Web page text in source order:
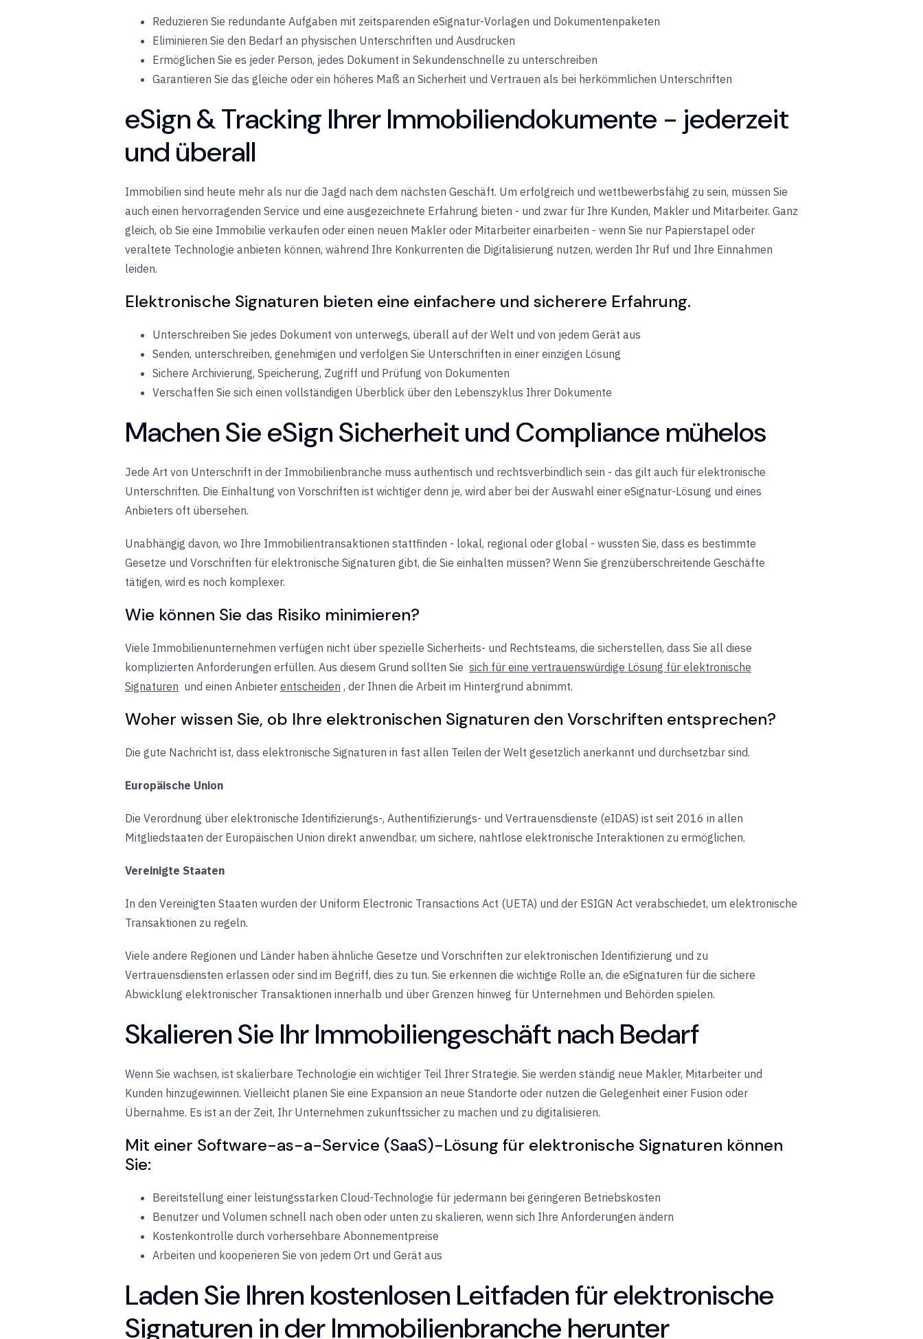
Reduzieren Sie redundante Aufgaben mit zeitsparenden eSignatur-Vorlagen und Dokumentenpaketen
Eliminieren Sie den Bedarf an physischen Unterschriften und Ausdrucken
Ermöglichen Sie es jeder Person, jedes Dokument in Sekundenschnelle zu unterschreiben
Garantieren Sie das gleiche oder ein höheres Maß an Sicherheit und Vertrauen als bei herkömmlichen Unterschriften
eSign & Tracking Ihrer Immobiliendokumente - jederzeit
und überall
Immobilien sind heute mehr als nur die Jagd nach dem nächsten Geschäft. Um erfolgreich und wettbewerbsfähig zu sein, müssen Sie
auch einen hervorragenden Service und eine ausgezeichnete Erfahrung bieten - und zwar für Ihre Kunden, Makler und Mitarbeiter. Ganz
gleich, ob Sie eine Immobilie verkaufen oder einen neuen Makler oder Mitarbeiter einarbeiten - wenn Sie nur Papierstapel oder
veraltete Technologie anbieten können, während Ihre Konkurrenten die Digitalisierung nutzen, werden Ihr Ruf und Ihre Einnahmen
leiden.
Elektronische Signaturen bieten eine einfachere und sicherere Erfahrung.
Unterschreiben Sie jedes Dokument von unterwegs, überall auf der Welt und von jedem Gerät aus
Senden, unterschreiben, genehmigen und verfolgen Sie Unterschriften in einer einzigen Lösung
Sichere Archivierung, Speicherung, Zugriff und Prüfung von Dokumenten
Verschaffen Sie sich einen vollständigen Überblick über den Lebenszyklus Ihrer Dokumente
Machen Sie eSign Sicherheit und Compliance mühelos
Jede Art von Unterschrift in der Immobilienbranche muss authentisch und rechtsverbindlich sein - das gilt auch für elektronische
Unterschriften. Die Einhaltung von Vorschriften ist wichtiger denn je, wird aber bei der Auswahl einer eSignatur-Lösung und eines
Anbieters oft übersehen.
Unabhängig davon, wo Ihre Immobilientransaktionen stattfinden - lokal, regional oder global - wussten Sie, dass es bestimmte
Gesetze und Vorschriften für elektronische Signaturen gibt, die Sie einhalten müssen? Wenn Sie grenzüberschreitende Geschäfte
tätigen, wird es noch komplexer.
Wie können Sie das Risiko minimieren?
Viele Immobilienunternehmen verfügen nicht über spezielle Sicherheits- und Rechtsteams, die sicherstellen, dass Sie all diese
komplizierten Anforderungen erfüllen. Aus diesem Grund sollten Sie sich für eine vertrauenswürdige Lösung für elektronische
Signaturen und einen Anbieter entscheiden , der Ihnen die Arbeit im Hintergrund abnimmt.
Woher wissen Sie, ob Ihre elektronischen Signaturen den Vorschriften entsprechen?
Die gute Nachricht ist, dass elektronische Signaturen in fast allen Teilen der Welt gesetzlich anerkannt und durchsetzbar sind.
Europäische Union
Die Verordnung über elektronische Identifizierungs-, Authentifizierungs- und Vertrauensdienste (eIDAS) ist seit 2016 in allen
Mitgliedstaaten der Europäischen Union direkt anwendbar, um sichere, nahtlose elektronische Interaktionen zu ermöglichen.
Vereinigte Staaten
In den Vereinigten Staaten wurden der Uniform Electronic Transactions Act (UETA) und der ESIGN Act verabschiedet, um elektronische
Transaktionen zu regeln.
Viele andere Regionen und Länder haben ähnliche Gesetze und Vorschriften zur elektronischen Identifizierung und zu
Vertrauensdiensten erlassen oder sind im Begriff, dies zu tun. Sie erkennen die wichtige Rolle an, die eSignaturen für die sichere
Abwicklung elektronischer Transaktionen innerhalb und über Grenzen hinweg für Unternehmen und Behörden spielen.
Skalieren Sie Ihr Immobiliengeschäft nach Bedarf
Wenn Sie wachsen, ist skalierbare Technologie ein wichtiger Teil Ihrer Strategie. Sie werden ständig neue Makler, Mitarbeiter und
Kunden hinzugewinnen. Vielleicht planen Sie eine Expansion an neue Standorte oder nutzen die Gelegenheit einer Fusion oder
Übernahme. Es ist an der Zeit, Ihr Unternehmen zukunftssicher zu machen und zu digitalisieren.
Mit einer Software-as-a-Service (SaaS)-Lösung für elektronische Signaturen können
Sie:
Bereitstellung einer leistungsstarken Cloud-Technologie für jedermann bei geringeren Betriebskosten
Benutzer und Volumen schnell nach oben oder unten zu skalieren, wenn sich Ihre Anforderungen ändern
Kostenkontrolle durch vorhersehbare Abonnementpreise
Arbeiten und kooperieren Sie von jedem Ort und Gerät aus
Laden Sie Ihren kostenlosen Leitfaden für elektronische
Signaturen in der Immobilienbranche herunter